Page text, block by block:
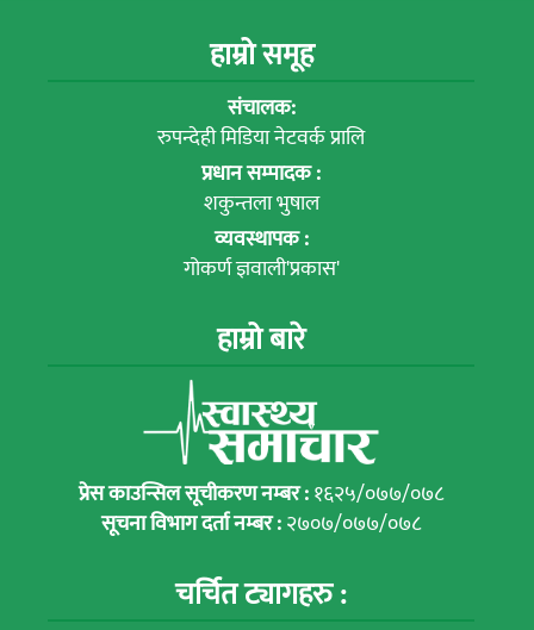
हाम्रो समूह
संचालक:
रुपन्देही मिडिया नेटवर्क प्रालि
प्रधान सम्पादक :
शकुन्तला भुषाल
व्यवस्थापक :
गोकर्ण ज्ञवाली'प्रकास'
हाम्रो बारे
प्रेस काउन्सिल सूचीकरण नम्बर :१६२५/०७७/०७८
सूचना विभाग दर्ता नम्बर :२७०७/०७७/०७८
चर्चित ट्यागहरु :